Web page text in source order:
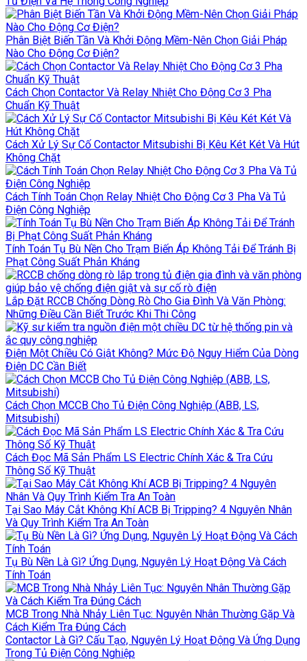
Phân Biệt Biến Tần Và Khởi Động Mềm-Nên Chọn Giải Pháp
Nào Cho Động Cơ Điện?
Cách Chọn Contactor Và Relay Nhiệt Cho Động Cơ 3 Pha
Chuẩn Kỹ Thuật
Cách Xử Lý Sự Cố Contactor Mitsubishi Bị Kêu Két Két Và Hút
Không Chặt
Cách Tính Toán Chọn Relay Nhiệt Cho Động Cơ 3 Pha Và Tủ
Điện Công Nghiệp
Tính Toán Tụ Bù Nền Cho Trạm Biến Áp Không Tải Để Tránh Bị
Phạt Công Suất Phản Kháng
Lắp Đặt RCCB Chống Dòng Rò Cho Gia Đình Và Văn Phòng:
Những Điều Cần Biết Trước Khi Thi Công
Điện Một Chiều Có Giật Không? Mức Độ Nguy Hiểm Của Dòng
Điện DC Cần Biết
Cách Chọn MCCB Cho Tủ Điện Công Nghiệp (ABB, LS,
Mitsubishi)
Cách Đọc Mã Sản Phẩm LS Electric Chính Xác & Tra Cứu
Thông Số Kỹ Thuật
Tại Sao Máy Cắt Không Khí ACB Bị Tripping? 4 Nguyên Nhân
Và Quy Trình Kiểm Tra An Toàn
Tụ Bù Nền Là Gì? Ứng Dụng, Nguyên Lý Hoạt Động Và Cách
Tính Toán
MCB Trong Nhà Nhảy Liên Tục: Nguyên Nhân Thường Gặp Và
Cách Kiểm Tra Đúng Cách
Contactor Là Gì? Cấu Tạo, Nguyên Lý Hoạt Động Và Ứng Dụng
Trong Tủ Điện Công Nghiệp